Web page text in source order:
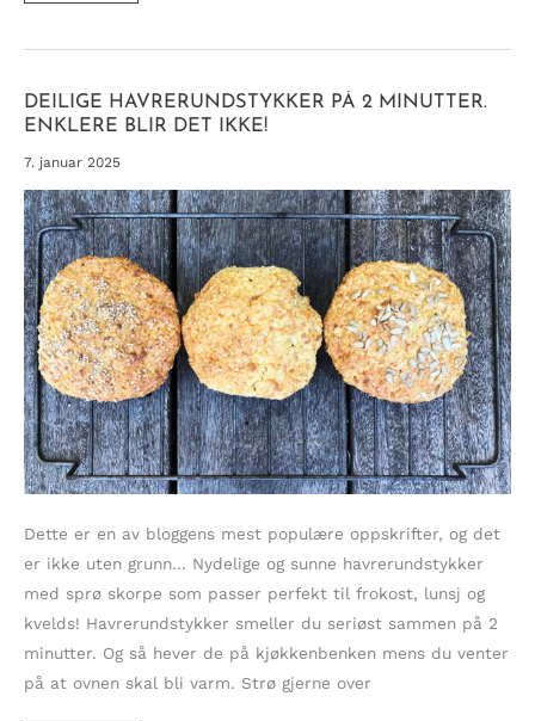
MED
&
DEILIGE HAVRERUNDSTYKKER PÅ 2 MINUTTER.
ENKLERE BLIR DET IKKE!
7. januar 2025
Dette er en av bloggens mest populære oppskrifter, og det
er ikke uten grunn… Nydelige og sunne havrerundstykker
med sprø skorpe som passer perfekt til frokost, lunsj og
kvelds! Havrerundstykker smeller du seriøst sammen på 2
minutter. Og så hever de på kjøkkenbenken mens du venter
på at ovnen skal bli varm. Strø gjerne over